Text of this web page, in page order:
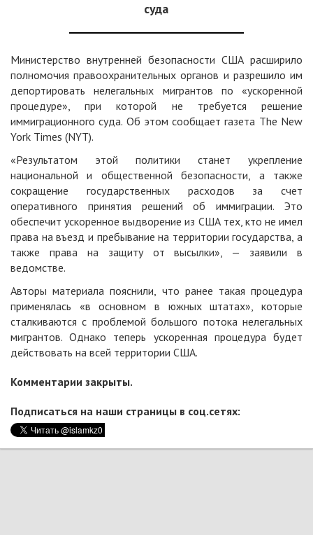
суда
Министерство внутренней безопасности США расширило
полномочия правоохранительных органов и разрешило им
депортировать нелегальных мигрантов по «ускоренной
процедуре», при которой не требуется решение
иммиграционного суда. Об этом сообщает газета The New
York Times (NYT).
«Результатом этой политики станет укрепление
национальной и общественной безопасности, а также
сокращение государственных расходов за счет
оперативного принятия решений об иммиграции. Это
обеспечит ускоренное выдворение из США тех, кто не имел
права на въезд и пребывание на территории государства, а
также права на защиту от высылки», — заявили в
ведомстве.
Авторы материала пояснили, что ранее такая процедура
применялась «в основном в южных штатах», которые
сталкиваются с проблемой большого потока нелегальных
мигрантов. Однако теперь ускоренная процедура будет
действовать на всей территории США.
Комментарии закрыты.
Подписаться на наши страницы в соц.сетях: